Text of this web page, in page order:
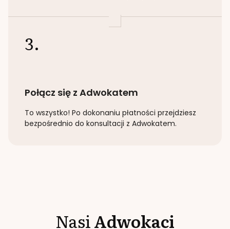
3.
Połącz się z Adwokatem
To wszystko! Po dokonaniu płatności przejdziesz
bezpośrednio do konsultacji z Adwokatem.
NasiAdwokaci